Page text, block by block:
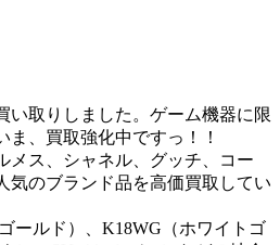
い取りしました。ゲーム機器に限
ま、買取強化中ですっ！！
メス、シャネル、グッチ、コー
気のブランド品を高価買取してい
ールド）、K18WG（ホワイトゴ